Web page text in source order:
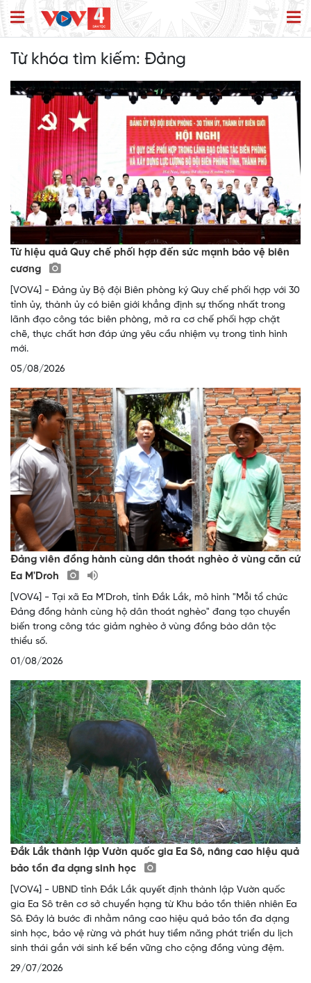
Từ khóa tìm kiếm: Đảng
Từ hiệu quả Quy chế phối hợp đến sức mạnh bảo vệ biên
cương
[VOV4] - Đảng ủy Bộ đội Biên phòng ký Quy chế phối hợp với 30
tỉnh ủy, thành ủy có biên giới khẳng định sự thống nhất trong
lãnh đạo công tác biên phòng, mở ra cơ chế phối hợp chặt
chẽ, thực chất hơn đáp ứng yêu cầu nhiệm vụ trong tình hình
mới.
05/08/2026
Đảng viên đồng hành cùng dân thoát nghèo ở vùng căn cứ
Ea M'Droh
[VOV4] - Tại xã Ea M'Droh, tỉnh Đắk Lắk, mô hình "Mỗi tổ chức
Đảng đồng hành cùng hộ dân thoát nghèo" đang tạo chuyển
biến trong công tác giảm nghèo ở vùng đồng bào dân tộc
thiểu số.
01/08/2026
Đắk Lắk thành lập Vườn quốc gia Ea Sô, nâng cao hiệu quả
bảo tồn đa dạng sinh học
[VOV4] - UBND tỉnh Đắk Lắk quyết định thành lập Vườn quốc
gia Ea Sô trên cơ sở chuyển hạng từ Khu bảo tồn thiên nhiên Ea
Sô. Đây là bước đi nhằm nâng cao hiệu quả bảo tồn đa dạng
sinh học, bảo vệ rừng và phát huy tiềm năng phát triển du lịch
sinh thái gắn với sinh kế bền vững cho cộng đồng vùng đệm.
29/07/2026